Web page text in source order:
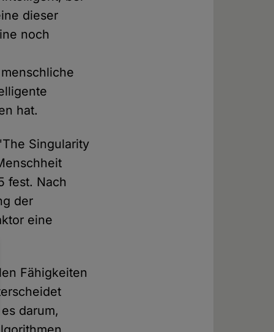
dieser
noch
hat.
Singularity
fest. Nach
der
eine
Fähigkeiten
darum,